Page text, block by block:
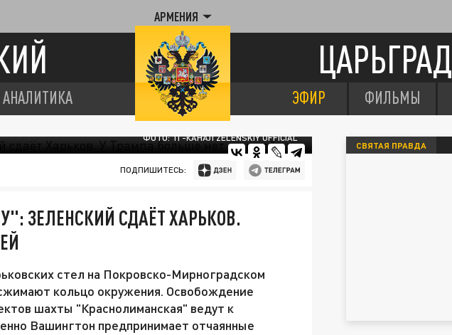
АРМЕНИЯ
ЦАРЬГРАД
АНАЛИТИКА ЭФИР ФИЛЬМЫ
ФОТО: ТГ-КАНАЛ ZELENSKIY OFFICIAL
ПОДПИШИТЕСЬ:
ЗЕЛЕНСКИЙ СДАЁТ ХАРЬКОВ.
стел на Покровско-Мирноградском
кольцо окружения. Освобождение
шахты "Краснолиманская" ведут к
Вашингтон предпринимает отчаянные
СВЯТАЯ ПРАВДА